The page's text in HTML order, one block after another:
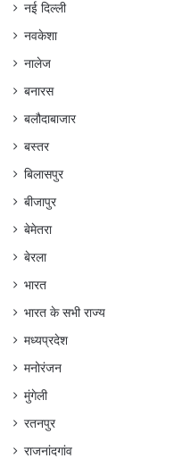
नई दिल्ली
नवकेशा
नालेज
बनारस
बलौदाबाजार
बस्तर
बिलासपुर
बीजापुर
बेमेतरा
बेरला
भारत
भारत के सभी राज्य
मध्यप्रदेश
मनोरंजन
मुंगेली
रतनपुर
राजनांदगांव